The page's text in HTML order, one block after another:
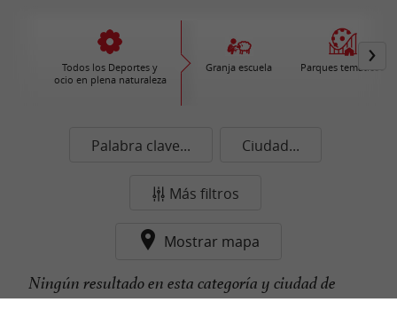
Todos los Deportes y
ocio en plena naturaleza
Granja escuela Parques temáticos
Palabra clave... Ciudad...
Más filtros
Mostrar mapa
Ningún resultado en esta categoría y ciudad de